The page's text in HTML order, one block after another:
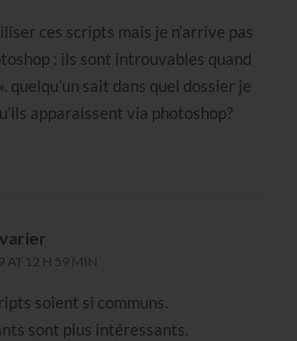
ces scripts mais je n’arrive pas
: ils sont introuvables quand
quelqu’un sait dans quel dossier je
apparaissent via photoshop?
AT 12 H 59 MIN
soient si communs.
sont plus intéressants.